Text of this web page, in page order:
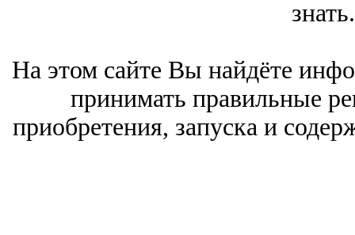
знать.
На этом сайте Вы найдёте
принимать правильные
приобретения, запуска и